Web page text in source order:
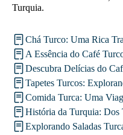
Turquia.
Chá Turco: Uma Rica
A Essência do Café
Descubra Delícias do
Tapetes Turcos:
Comida Turca: Uma
História da Turquia: Dos
Explorando Saladas